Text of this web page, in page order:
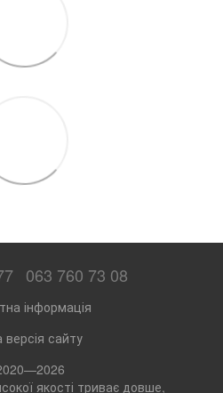
063 760 73 08
інформація
версія сайту
якості триває довше,